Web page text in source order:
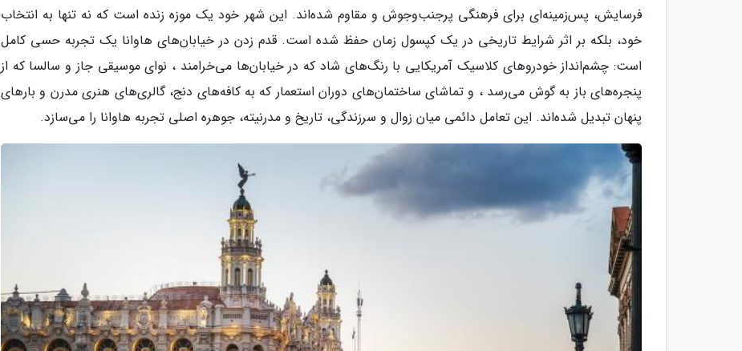
فرسایش، پس‌زمینه‌ای برای فرهنگی پرجنب‌وجوش و مقاوم شده‌اند. این شهر خود یک موزه زنده است که نه تنها به انتخاب
خود، بلکه بر اثر شرایط تاریخی در یک کپسول زمان حفظ شده است. قدم زدن در خیابان‌های هاوانا یک تجربه حسی کامل
است: چشم‌انداز خودروهای کلاسیک آمریکایی با رنگ‌های شاد که در خیابان‌ها می‌خرامند ، نوای موسیقی جاز و سالسا که از
پنجره‌های باز به گوش می‌رسد ، و تماشای ساختمان‌های دوران استعمار که به کافه‌های دنج، گالری‌های هنری مدرن و بارهای
پنهان تبدیل شده‌اند. این تعامل دائمی میان زوال و سرزندگی، تاریخ و مدرنیته، جوهره اصلی تجربه هاوانا را می‌سازد.